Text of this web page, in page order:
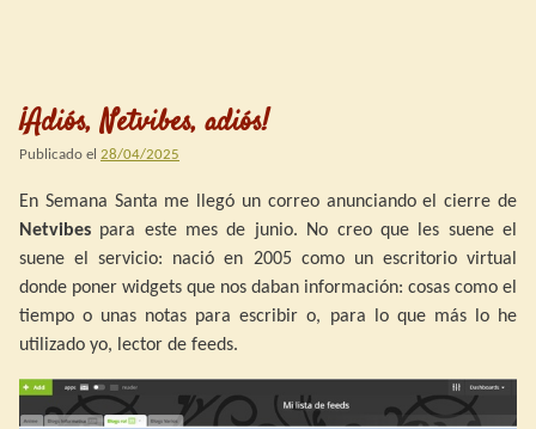
¡Adiós, Netvibes, adiós!
Publicado el 28/04/2025
En Semana Santa me llegó un correo anunciando el cierre de
Netvibes para este mes de junio. No creo que les suene el
suene el servicio: nació en 2005 como un escritorio virtual
donde poner widgets que nos daban información: cosas como el
tiempo o unas notas para escribir o, para lo que más lo he
utilizado yo, lector de feeds.